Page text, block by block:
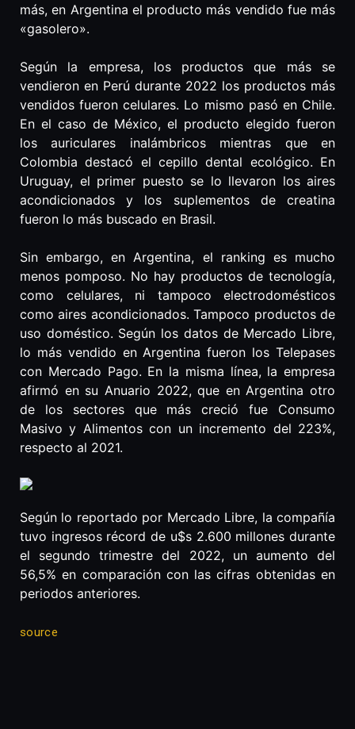
más, en Argentina el producto más vendido fue más
«gasolero».
Según la empresa, los productos que más se
vendieron en Perú durante 2022 los productos más
vendidos fueron celulares. Lo mismo pasó en Chile.
En el caso de México, el producto elegido fueron
los auriculares inalámbricos mientras que en
Colombia destacó el cepillo dental ecológico. En
Uruguay, el primer puesto se lo llevaron los aires
acondicionados y los suplementos de creatina
fueron lo más buscado en Brasil.
Sin embargo, en Argentina, el ranking es mucho
menos pomposo. No hay productos de tecnología,
como celulares, ni tampoco electrodomésticos
como aires acondicionados. Tampoco productos de
uso doméstico. Según los datos de Mercado Libre,
lo más vendido en Argentina fueron los Telepases
con Mercado Pago. En la misma línea, la empresa
afirmó en su Anuario 2022, que en Argentina otro
de los sectores que más creció fue Consumo
Masivo y Alimentos con un incremento del 223%,
respecto al 2021.
Según lo reportado por Mercado Libre, la compañía
tuvo ingresos récord de u$s 2.600 millones durante
el segundo trimestre del 2022, un aumento del
56,5% en comparación con las cifras obtenidas en
periodos anteriores.
source